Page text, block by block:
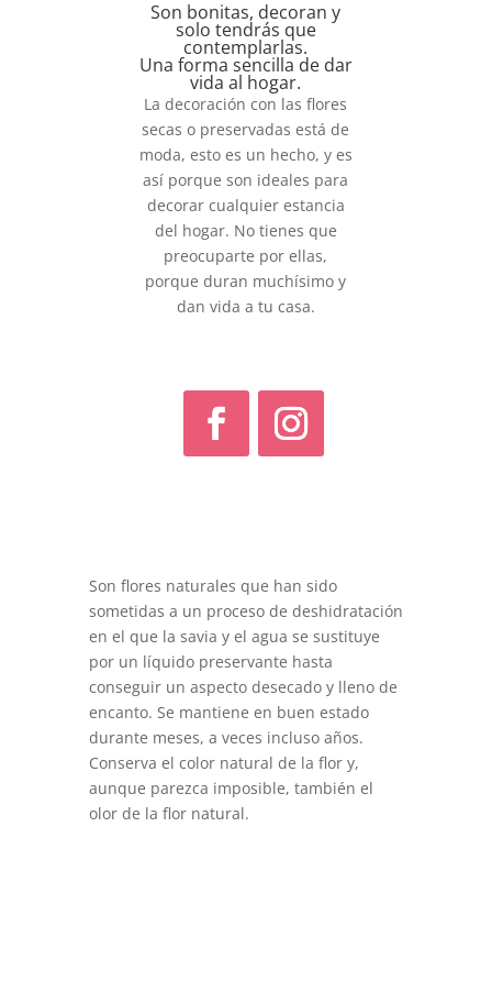
Son bonitas, decoran y
solo tendrás que
contemplarlas.
Una forma sencilla de dar
vida al hogar.
La decoración con las flores
secas o preservadas está de
moda, esto es un hecho, y es
así porque son ideales para
decorar cualquier estancia
del hogar. No tienes que
preocuparte por ellas,
porque duran muchísimo y
dan vida a tu casa.
Son flores naturales que han sido
sometidas a un proceso de deshidratación
en el que la savia y el agua se sustituye
por un líquido preservante hasta
conseguir un aspecto desecado y lleno de
encanto. Se mantiene en buen estado
durante meses, a veces incluso años.
Conserva el color natural de la flor y,
aunque parezca imposible, también el
olor de la flor natural.